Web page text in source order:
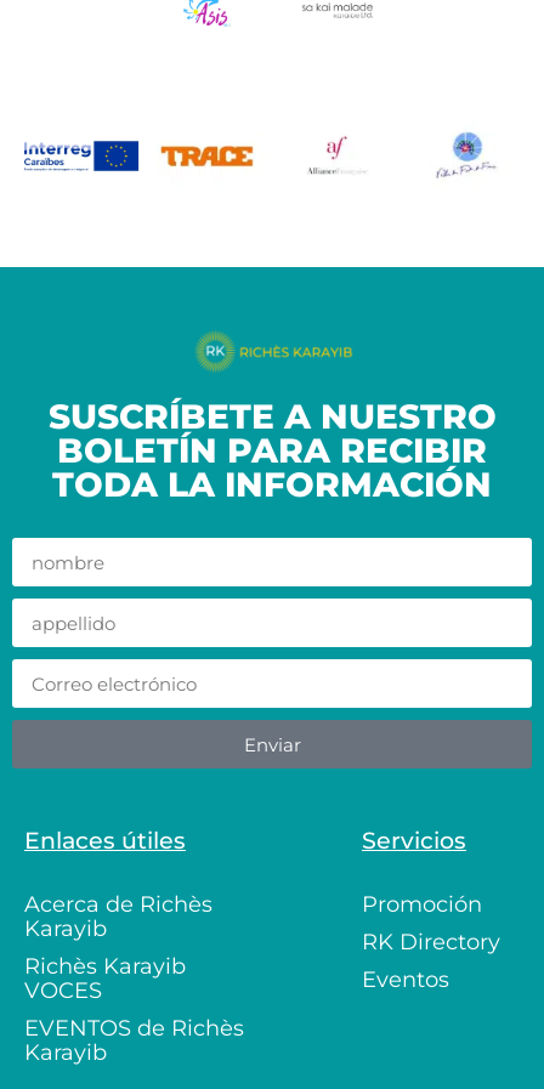
SUSCRÍBETE A NUESTRO
BOLETÍN PARA RECIBIR
TODA LA INFORMACIÓN
Enviar
Enlaces útiles
Acerca de Richès
Karayib
Richès Karayib
VOCES
EVENTOS de Richès
Karayib
Servicios
Promoción
RK Directory
Eventos